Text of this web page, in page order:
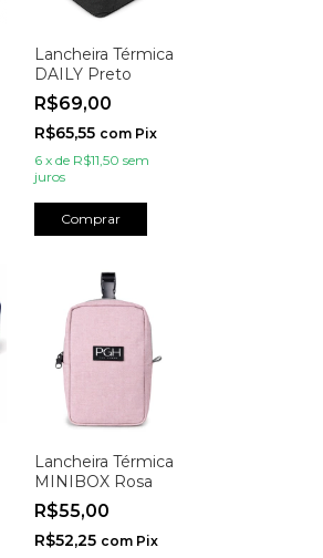
Lancheira Térmica
DAILY Preto
R$69,00
R$65,55 com Pix
6 x de R$11,50 sem
juros
Comprar
Lancheira Térmica
MINIBOX Rosa
R$55,00
R$52,25 com Pix